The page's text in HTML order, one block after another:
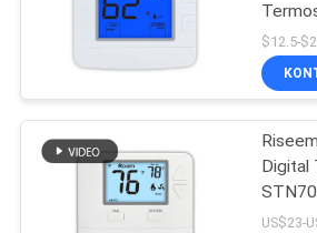
7 Hari
Thermostat
Sistem
Digital
Putih